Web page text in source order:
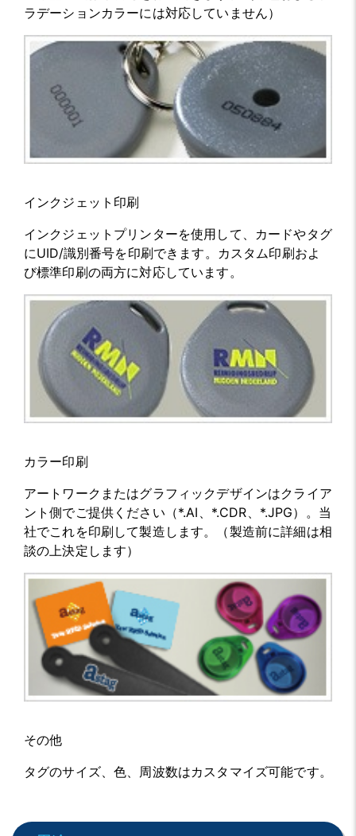
ラデーションカラーには対応していません）
インクジェット印刷
インクジェットプリンターを使用して、カードやタグ
にUID/識別番号を印刷できます。カスタム印刷およ
び標準印刷の両方に対応しています。
カラー印刷
アートワークまたはグラフィックデザインはクライア
ント側でご提供ください（*.AI、*.CDR、*.JPG）。当
社でこれを印刷して製造します。（製造前に詳細は相
談の上決定します）
その他
タグのサイズ、色、周波数はカスタマイズ可能です。